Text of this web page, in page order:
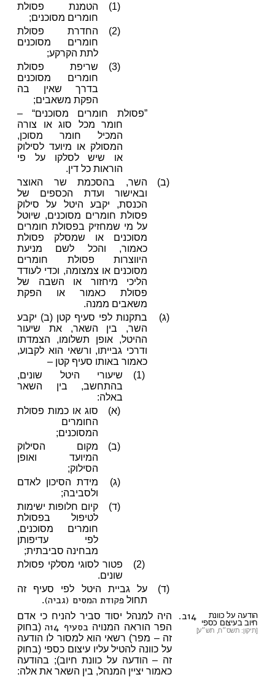
(1)
הטמנת פסולת
חומרים מסוכנים;
(2)
החדרת פסולת
חומרים מסוכנים
לתת הקרקע;
(3)
שריפת פסולת
חומרים מסוכנים
בדרך שאין בה
הפקת משאבים;
”פסולת חומרים מסוכנים“ –
חומר מכל סוג או צורה
המכיל חומר מסוכן,
המסולק או מיועד לסילוק
או שיש לסלקו על פי
הוראות כל דין.
(ב)
השר, בהסכמת שר האוצר
ובאישור ועדת הכספים של
הכנסת, יקבע היטל על סילוק
פסולת חומרים מסוכנים, שיוטל
על מי שמחזיק בפסולת חומרים
מסוכנים או שמסלק פסולת
כאמור, והכל לשם מניעת
היווצרות פסולת חומרים
מסוכנים או צמצומה, וכדי לעודד
הליכי מיחזור או השבה של
פסולת כאמור או הפקת
משאבים ממנה.
(ג)
בתקנות לפי סעיף קטן (ב) יקבע
השר, בין השאר, את שיעור
ההיטל, אופן תשלומו, הצמדתו
ודרכי גבייתו, ורשאי הוא לקבוע,
כאמור באותו סעיף קטן –
(1)
שיעורי היטל שונים,
בהתחשב, בין השאר
באלה:
(א)
סוג או כמות פסולת
החומרים
המסוכנים;
(ב)
מקום הסילוק
המיועד ואופן
הסילוק;
(ג)
מידת הסיכון לאדם
ולסביבה;
(ד)
קיום חלופות ישימות
לטיפול בפסולת
חומרים מסוכנים,
לפי עדיפותן
מבחינה סביבתית;
(2)
פטור לסוגי מסלקי פסולת
שונים.
(ד)
על גביית היטל לפי סעיף זה
תחול פקודת המסים (גביה).
14ב.
הודעה על כוונת
חיוב בעיצום כספי
[תיקון: תשס״ח, תש״ע]
היה למנהל יסוד סביר להניח כי אדם
הפר הוראה המנויה בסעיף 14ה
(בחוק
זה – מפר) רשאי הוא למסור לו הודעה
על כוונה להטיל עליו עיצום כספי (בחוק
זה – הודעה על כוונת חיוב); בהודעה
כאמור יציין המנהל, בין השאר את אלה: